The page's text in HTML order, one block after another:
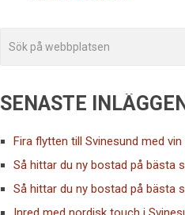
SENASTE INLÄGGEN
Fira flytten till Svinesund med vin
Så hittar du ny bostad på bästa
Så hittar du ny bostad på bästa